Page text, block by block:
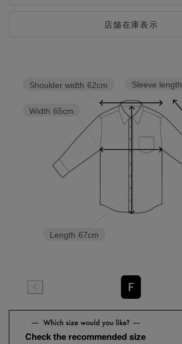
店舗在庫表示
Sleeve length
Length 67cm
Width 65cm
Shoulder width 62cm
F
Check the recommended size